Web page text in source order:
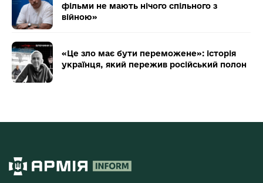
фільми не мають нічого спільного з
війною»
«Це зло має бути переможене»: історія
українця, який пережив російський полон